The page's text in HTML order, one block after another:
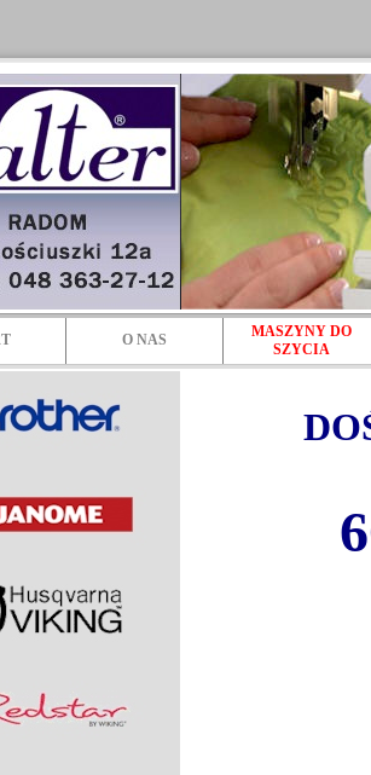
O NAS
MASZYNY DO
SZYCIA